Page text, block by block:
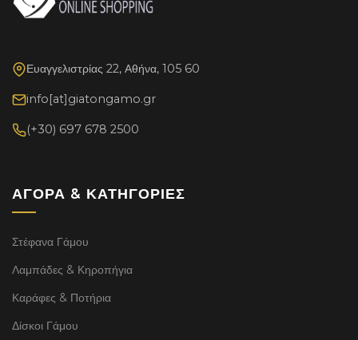
Ευαγγελιστρίας 22, Αθήνα, 105 60
info[at]giatongamo.gr
(+30) 697 678 2500
ΑΓΟΡΆ & ΚΑΤΗΓΟΡΊΕΣ
Στέφανα Γάμου
Λαμπάδες & Κηροπήγια
Καράφες & Ποτήρια
Δίσκοι Γάμου